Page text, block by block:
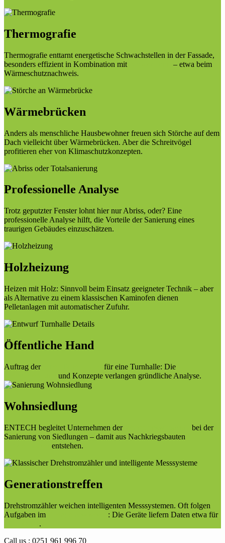
Thermografie
Thermografie enttarnt energetische Schwachstellen in der Fassade,
besonders effizient in Kombination mit
– etwa beim
Wärmeschutznachweis.
Wärmebrücken
Anders als menschliche Hausbewohner freuen sich Störche auf dem
Dach vielleicht über Wärmebrücken. Aber die Schreitvögel
profitieren eher von Klimaschutzkonzepten.
Professionelle Analyse
Trotz geputzter Fenster lohnt hier nur Abriss, oder? Eine
professionelle Analyse hilft, die Vorteile der Sanierung eines
traurigen Gebäudes einzuschätzen.
Holzheizung
Heizen mit Holz: Sinnvoll beim Einsatz geeigneter Technik – aber
als Alternative zu einem klassischen Kaminofen dienen
Pelletanlagen mit automatischer Zufuhr.
Öffentliche Hand
Auftrag der
für eine Turnhalle: Die
und Konzepte verlangen gründliche Analyse.
Wohnsiedlung
ENTECH begleitet Unternehmen der
bei der
Sanierung von Siedlungen – damit aus Nachkriegsbauten
entstehen.
Generationstreffen
Drehstromzähler weichen intelligenten Messsystemen. Oft folgen
Aufgaben im
: Die Geräte liefern Daten etwa für
.
Call us : 0251 961 996 70